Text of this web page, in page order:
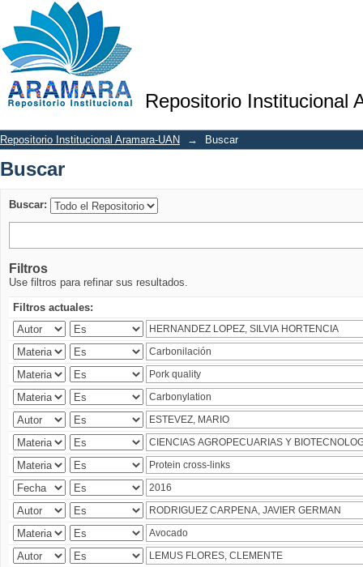
Repositorio Institucional
Buscar
Repositorio Institucional Aramara-UAN → Buscar
Buscar
Buscar:
Filtros
Use filtros para refinar sus resultados.
Filtros actuales: